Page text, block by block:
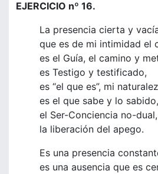
EJERCICIO nº 16.
La presencia cierta y
que es de mi intimidad el
es el Guía, el camino y
es Testigo y testificado,
es “el que es”, mi
es el que sabe y lo sabido,
el Ser-Conciencia no-dual,
la liberación del apego.
Es una presencia
es una ausencia que es